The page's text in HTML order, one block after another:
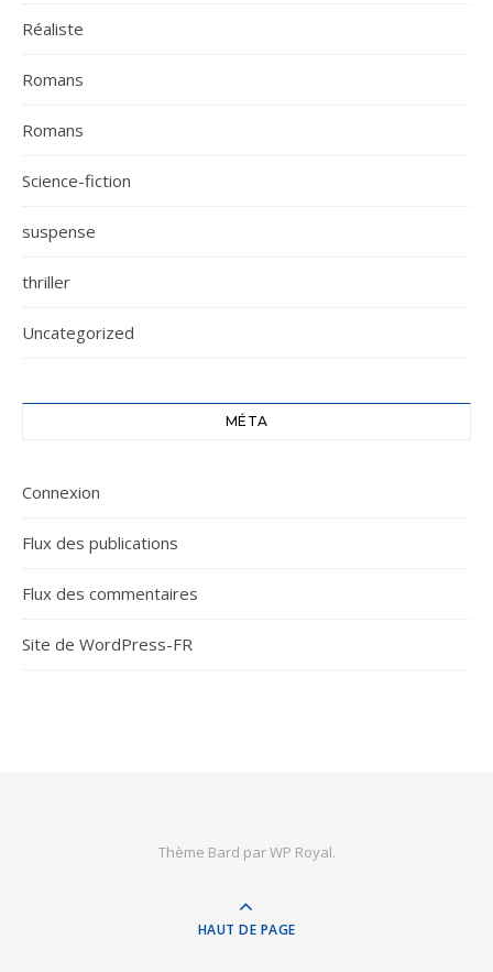
Réaliste
Romans
Romans
Science-fiction
suspense
thriller
Uncategorized
MÉTA
Connexion
Flux des publications
Flux des commentaires
Site de WordPress-FR
Thème Bard parWP Royal.
HAUT DE PAGE